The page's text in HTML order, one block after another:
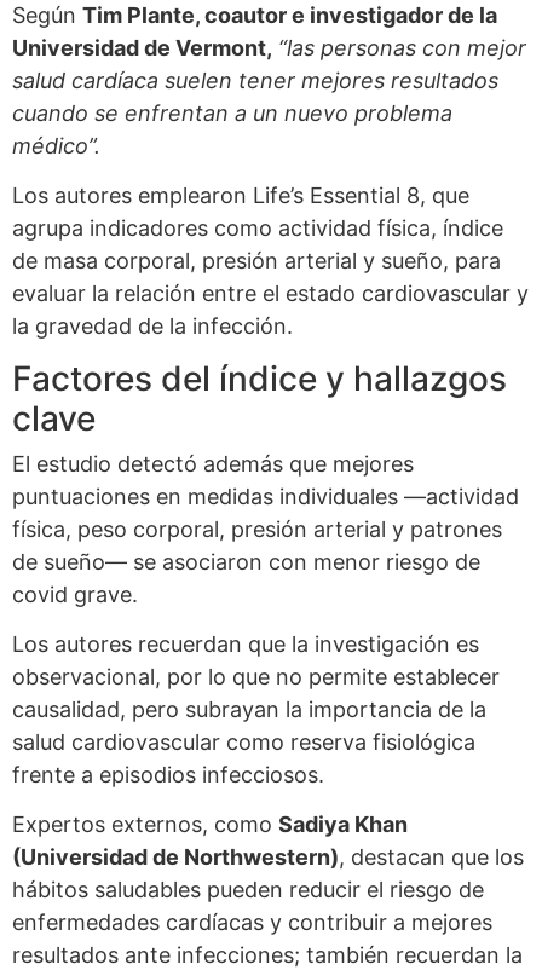
Según Tim Plante, coautor e investigador de la
Universidad de Vermont, “las personas con mejor
salud cardíaca suelen tener mejores resultados
cuando se enfrentan a un nuevo problema
médico”.
Los autores emplearon Life’s Essential 8, que
agrupa indicadores como actividad física, índice
de masa corporal, presión arterial y sueño, para
evaluar la relación entre el estado cardiovascular y
la gravedad de la infección.
Factores del índice y hallazgos
clave
El estudio detectó además que mejores
puntuaciones en medidas individuales —actividad
física, peso corporal, presión arterial y patrones
de sueño— se asociaron con menor riesgo de
covid grave.
Los autores recuerdan que la investigación es
observacional, por lo que no permite establecer
causalidad, pero subrayan la importancia de la
salud cardiovascular como reserva fisiológica
frente a episodios infecciosos.
Expertos externos, como Sadiya Khan
(Universidad de Northwestern), destacan que los
hábitos saludables pueden reducir el riesgo de
enfermedades cardíacas y contribuir a mejores
resultados ante infecciones; también recuerdan la